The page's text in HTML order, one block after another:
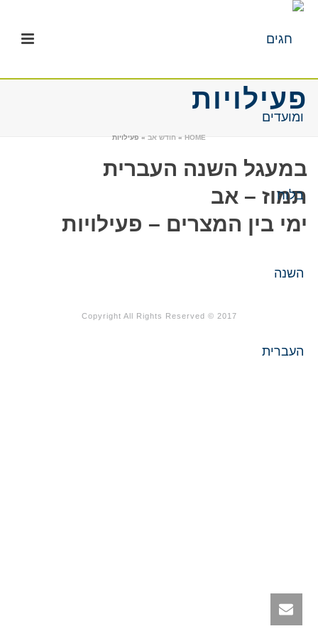
פעילויות
HOME
» חודש אב » פעילויות
במעגל השנה העברית
תמוז – אב
ימי בין המצרים – פעילויות
Copyright All Rights Reserved © 2017